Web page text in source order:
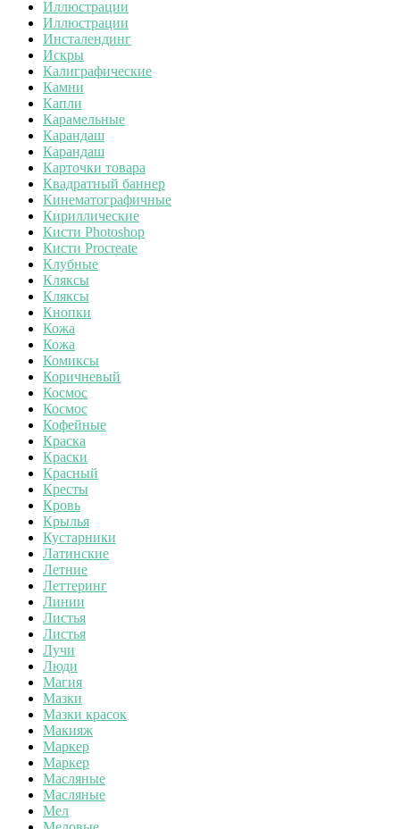
Иллюстрации
Иллюстрации
Инсталендинг
Искры
Калиграфические
Камни
Капли
Карамельные
Карандаш
Карандаш
Карточки товара
Квадратный баннер
Кинематографичные
Кириллические
Кисти Photoshop
Кисти Procreate
Клубные
Кляксы
Кляксы
Кнопки
Кожа
Кожа
Комиксы
Коричневый
Космос
Космос
Кофейные
Краска
Краски
Красный
Кресты
Кровь
Крылья
Кустарники
Латинские
Летние
Леттеринг
Линии
Листья
Листья
Лучи
Люди
Магия
Мазки
Мазки красок
Макияж
Маркер
Маркер
Масляные
Масляные
Мел